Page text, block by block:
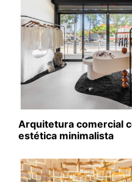
Arquitetura comercial
estética minimalista